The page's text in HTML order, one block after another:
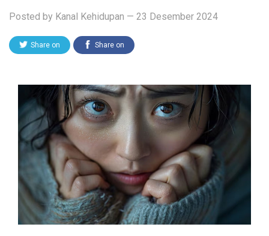
Posted by Kanal Kehidupan — 23 Desember 2024
Share on Share on